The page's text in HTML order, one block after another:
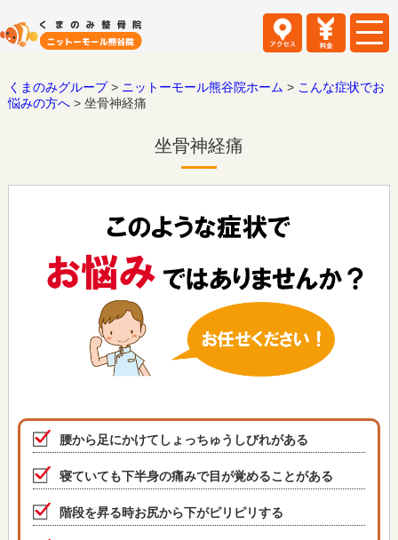
くまのみグループ> ニットーモール熊谷院ホーム > こんな症状でお
悩みの方へ> 坐骨神経痛
坐骨神経痛
腰から足にかけてしょっちゅうしびれがある
寝ていても下半身の痛みで目が覚めることがある
階段を昇る時お尻から下がピリピリする